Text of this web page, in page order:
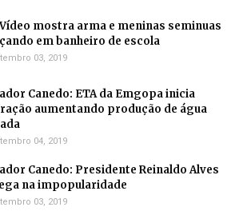
mostra arma e meninas seminuas
em banheiro de escola
03, 2019
Canedo: ETA da Emgopa inicia
aumentando produção de água
04, 2019
Canedo: Presidente Reinaldo Alves
na impopularidade
03, 2019